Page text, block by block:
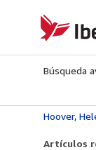
IberLibro.com
Búsqueda
Hoover,
Artículos